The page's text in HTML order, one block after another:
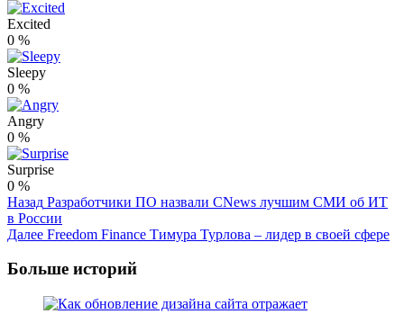
Excited
0 %
Sleepy
0 %
Angry
0 %
Surprise
0 %
Post
Navigation
Назад Разработчики ПО назвали CNews лучшим СМИ об ИТ
в России
Далее Freedom Finance Тимура Турлова – лидер в своей сфере
Больше историй